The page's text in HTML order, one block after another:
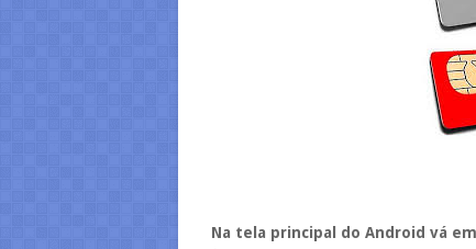
Na tela principal do Android vá em